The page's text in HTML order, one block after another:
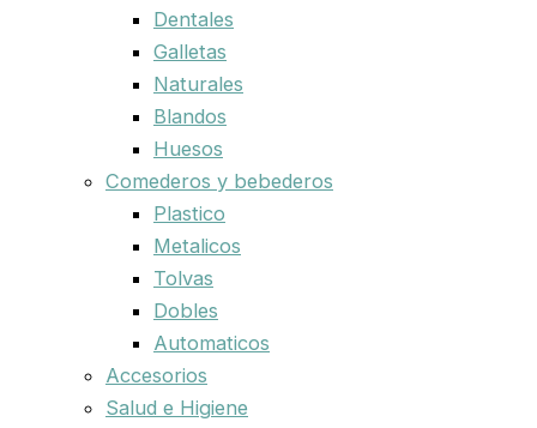
Dentales
Galletas
Naturales
Blandos
Huesos
Comederos y bebederos
Plastico
Metalicos
Tolvas
Dobles
Automaticos
Accesorios
Salud e Higiene